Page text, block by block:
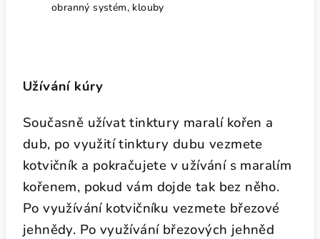
obranný systém, klouby
Užívání kúry
Současně užívat tinktury maralí kořen a
dub, po využití tinktury dubu vezmete
kotvičník a pokračujete v užívání s maralím
kořenem, pokud vám dojde tak bez něho.
Po využívání kotvičníku vezmete březové
jehnědy. Po využívání březových jehněd